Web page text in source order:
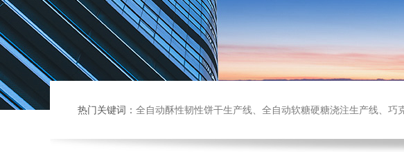
热门关键词： 全自动酥性韧性饼干生产线、全自动软糖硬糖浇注生产线、巧克力浇注生产线、桃酥饼干机、多功能曲奇机、热风旋转炉、蛋糕成型机、全自动蛋卷生产线、月